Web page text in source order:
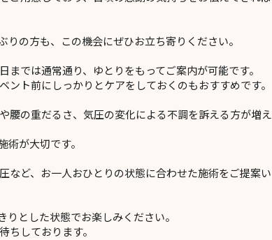
の方も、この機会にぜひお立ち寄りください。
では通常通り、ゆとりをもってご案内が可能です。
ント前にしっかりとケアをしておくのもおすすめです。
腰の重だるさ、気圧の変化による不調を訴える方が増え
が大切です。
など、お一人おひとりの状態に合わせた施術をご提案い
とした状態でお楽しみください。
ちしております。